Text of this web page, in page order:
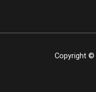
Copyright ©